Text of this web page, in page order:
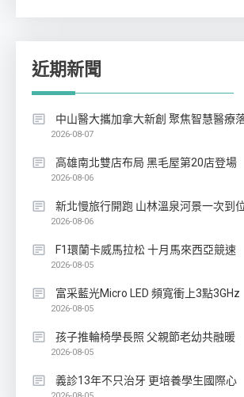
近期新聞
中山醫大攜加拿大新創 聚焦智慧醫療
2026-08-07
高雄南北雙店布局 黑毛屋第20店登場
2026-08-06
新北慢旅行開跑 山林溫泉河景一次到
2026-08-06
F1環蘭卡威馬拉松 十月馬來西亞競速
2026-08-05
富采藍光Micro LED 頻寬衝上3點3GHz
2026-08-05
孩子推輪椅學長照 父親節老幼共融暖
2026-08-05
義診13年不只治牙 更培養學生國際心